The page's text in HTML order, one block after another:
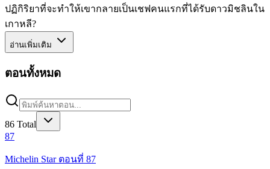
ปฏิกิริยาที่จะทำให้เขากลายเป็นเชฟคนแรกที่ได้รับดาวมิชลินใน
เกาหลี?
อ่านเพิ่มเติม
ตอนทั้งหมด
86 Total
87
Michelin Star ตอนที่ 87